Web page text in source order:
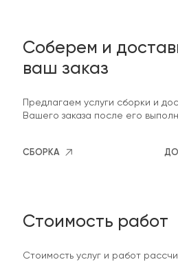
Соберем и
ваш заказ
Предлагаем услуги сборки и
Вашего заказа после его
СБОРКА
Стоимость работ
Стоимость услуг и работ